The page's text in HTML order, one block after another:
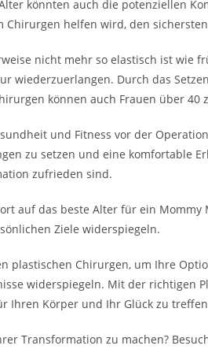
könnten auch die potenziellen
helfen wird, den
nicht mehr so elastisch ist wie
wiederzuerlangen. Durch das
können auch Frauen über 40
und Fitness vor der
zu setzen und eine komfortable
zufrieden sind.
auf das beste Alter für ein Mommy
Ziele widerspiegeln.
plastischen Chirurgen, um Ihre
widerspiegeln. Mit der richtigen
Ihren Körper und Ihr Glück zu
Transformation zu machen?